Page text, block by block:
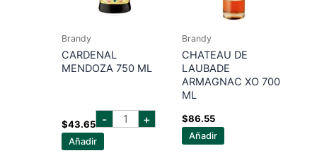
Brandy
CARDENAL
MENDOZA 750 ML
$43.65 - cardenal
mendoza
+
Añadir
Brandy
CHATEAU DE
LAUBADE
ARMAGNAC XO 700
ML
$86.55
Añadir